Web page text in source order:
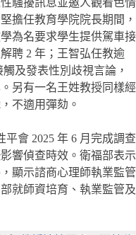
騷擾訊息並邀人觀看色情
擔任教育學院院長期間，
為名要求學生提供駕車接
聘 2 年；王智弘任教逾
及發表性別歧視言論，
另有一名王姓教授同樣經
不適用彈劾。
會 2025 年 6 月完成調查
響偵查時效。衛福部表示
顯示諮商心理師執業監管
就師資培育、執業監管及